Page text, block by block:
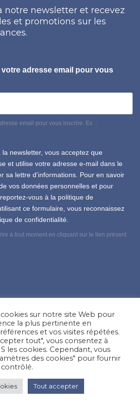
notre newsletter et recevez
et promotions sur les
adresse email pour vous
email pour vous inscrire. Ex. :
newsletter, vous acceptez que
et utilise votre adresse e-mail dans le
sa lettre d'informations. Pour en savoir
vos données personnelles et pour
vous à la politique de
ce formulaire, vous reconnaissez
de confidentialité.
à tout moment en cliquant sur le lien présent
question ?
sur notre site Web pour
la plus pertinente en
et vos visites répétées.
tout", vous consentez à
les cookies. Cependant, vous
des cookies" pour fournir
Tout accepter